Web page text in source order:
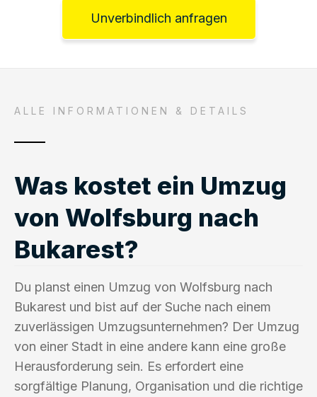
Unverbindlich anfragen
ALLE INFORMATIONEN & DETAILS
Was kostet ein Umzug
von Wolfsburg nach
Bukarest?
Du planst einen Umzug von Wolfsburg nach
Bukarest und bist auf der Suche nach einem
zuverlässigen Umzugsunternehmen? Der Umzug
von einer Stadt in eine andere kann eine große
Herausforderung sein. Es erfordert eine
sorgfältige Planung, Organisation und die richtige